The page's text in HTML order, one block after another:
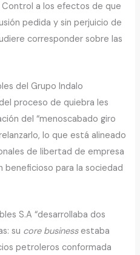
a los efectos de que
pedida y sin perjuicio de
corresponder sobre las
del Grupo Indalo
proceso de quiebra les
del “menoscabado giro
lo que está alineado
de libertad de empresa
para la sociedad
S.A “desarrollaba dos
su core businessestaba
petroleros conformada